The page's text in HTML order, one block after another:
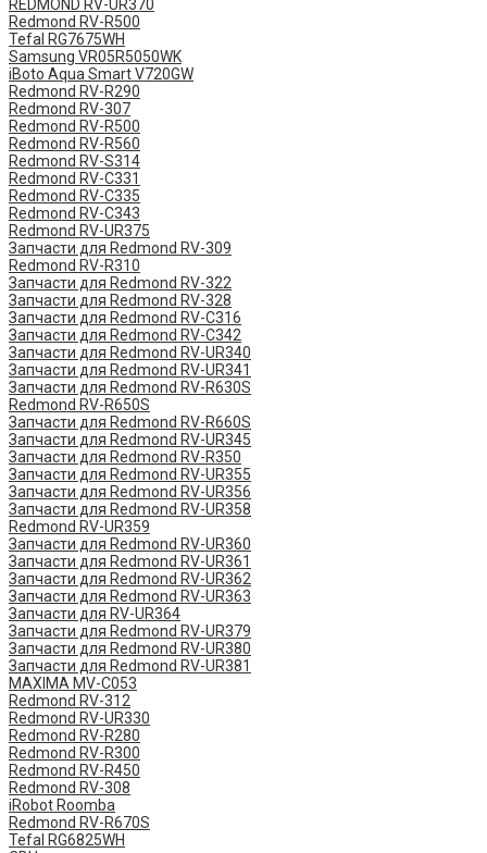
REDMOND RV-UR370
Redmond RV-R500
Tefal RG7675WH
Samsung VR05R5050WK
iBoto Aqua Smart V720GW
Redmond RV-R290
Redmond RV-307
Redmond RV-R500
Redmond RV-R560
Redmond RV-S314
Redmond RV-C331
Redmond RV-C335
Redmond RV-C343
Redmond RV-UR375
Запчасти для Redmond RV-309
Redmond RV-R310
Запчасти для Redmond RV-322
Запчасти для Redmond RV-328
Запчасти для Redmond RV-C316
Запчасти для Redmond RV-C342
Запчасти для Redmond RV-UR340
Запчасти для Redmond RV-UR341
Запчасти для Redmond RV-R630S
Redmond RV-R650S
Запчасти для Redmond RV-R660S
Запчасти для Redmond RV-UR345
Запчасти для Redmond RV-R350
Запчасти для Redmond RV-UR355
Запчасти для Redmond RV-UR356
Запчасти для Redmond RV-UR358
Redmond RV-UR359
Запчасти для Redmond RV-UR360
Запчасти для Redmond RV-UR361
Запчасти для Redmond RV-UR362
Запчасти для Redmond RV-UR363
Запчасти для RV-UR364
Запчасти для Redmond RV-UR379
Запчасти для Redmond RV-UR380
Запчасти для Redmond RV-UR381
MAXIMA MV-C053
Redmond RV-312
Redmond RV-UR330
Redmond RV-R280
Redmond RV-R300
Redmond RV-R450
Redmond RV-308
iRobot Roomba
Redmond RV-R670S
Tefal RG6825WH